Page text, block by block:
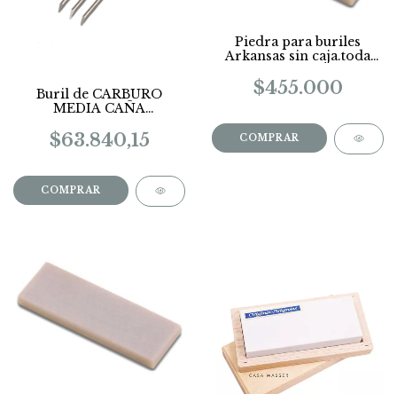
Buril de CARBURO
MEDIA CAÑA
unidad)
$63.840,15
COMPRAR
Piedra para buriles
Arkansas sin caja.toda
150mmx50mmx15mm
$455.000